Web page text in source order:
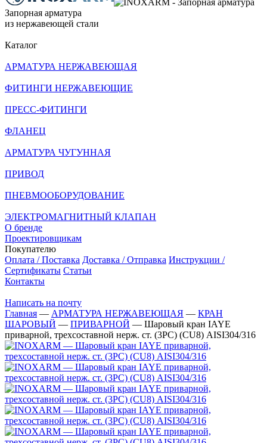
Запорная арматура
из нержавеющей стали
Каталог
АРМАТУРА НЕРЖАВЕЮЩАЯ
ФИТИНГИ НЕРЖАВЕЮЩИЕ
ПРЕСС-ФИТИНГИ
ФЛАНЕЦ
АРМАТУРА ЧУГУННАЯ
ПРИВОД
ПНЕВМООБОРУДОВАНИЕ
ЭЛЕКТРОМАГНИТНЫЙ КЛАПАН
О бренде
Проектировщикам
Покупателю
Оплата / Поставка Доставка / Отправка Инструкции /
Сертификаты Статьи
Контакты
Написать на почту
Главная — АРМАТУРА НЕРЖАВЕЮЩАЯ — КРАН
ШАРОВЫЙ — ПРИВАРНОЙ — Шаровый кран IAYE
приварной, трехсоставной нерж. ст. (3PC) (CU8) AISI304/316